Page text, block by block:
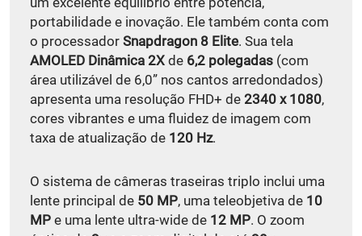
portabilidade e inovação. Ele também conta com
o processador Snapdragon 8 Elite. Sua tela
AMOLED Dinâmica 2X de 6,2 polegadas (com
área utilizável de 6,0” nos cantos arredondados)
apresenta uma resolução FHD+ de 2340 x 1080,
cores vibrantes e uma fluidez de imagem com
taxa de atualização de 120 Hz.
O sistema de câmeras traseiras triplo inclui uma
lente principal de 50 MP, uma teleobjetiva de 10
MP e uma lente ultra-wide de 12 MP. O zoom